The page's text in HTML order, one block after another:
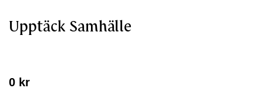
Upptäck Samhälle
0 kr